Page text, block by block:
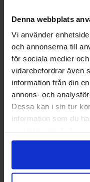
Denna webbplats
Vi använder
och annonserna till
för sociala medier
vidarebefordrar även
information från din
annons- och
Dessa kan i sin tur
information som du
Tuggummikulor
199.90